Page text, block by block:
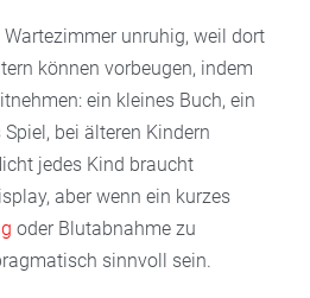
unruhig, weil dort
können vorbeugen, indem
ein kleines Buch, ein
bei älteren Kindern
jedes Kind braucht
aber wenn ein kurzes
oder Blutabnahme zu
sinnvoll sein.